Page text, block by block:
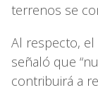
terrenos se
Al respecto, el
señaló que
contribuirá a